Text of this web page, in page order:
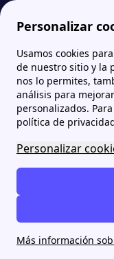
Personalizar
Usamos cookies
de nuestro sitio y la
nos lo permites,
análisis para
personalizados.
política de
Personalizar
Más información
Papernest.es More
¿Qué es
cómo
familias
Bono Social
por el Gobierno
vulnerables
eléctricos y